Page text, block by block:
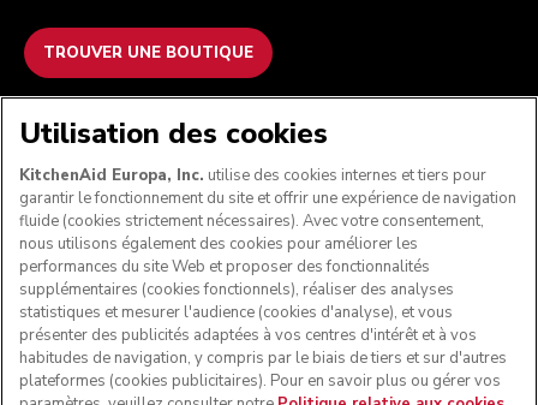
TROUVER UNE BOUTIQUE
NOUS ACCEPTONS
SUIVEZ-NOUS
Utilisation des cookies
KitchenAid Europa, Inc. utilise des cookies internes et tiers pour
garantir le fonctionnement du site et offrir une expérience de navigation
fluide (cookies strictement nécessaires). Avec votre consentement,
nous utilisons également des cookies pour améliorer les
performances du site Web et proposer des fonctionnalités
supplémentaires (cookies fonctionnels), réaliser des analyses
statistiques et mesurer l'audience (cookies d'analyse), et vous
présenter des publicités adaptées à vos centres d'intérêt et à vos
habitudes de navigation, y compris par le biais de tiers et sur d'autres
plateformes (cookies publicitaires). Pour en savoir plus ou gérer vos